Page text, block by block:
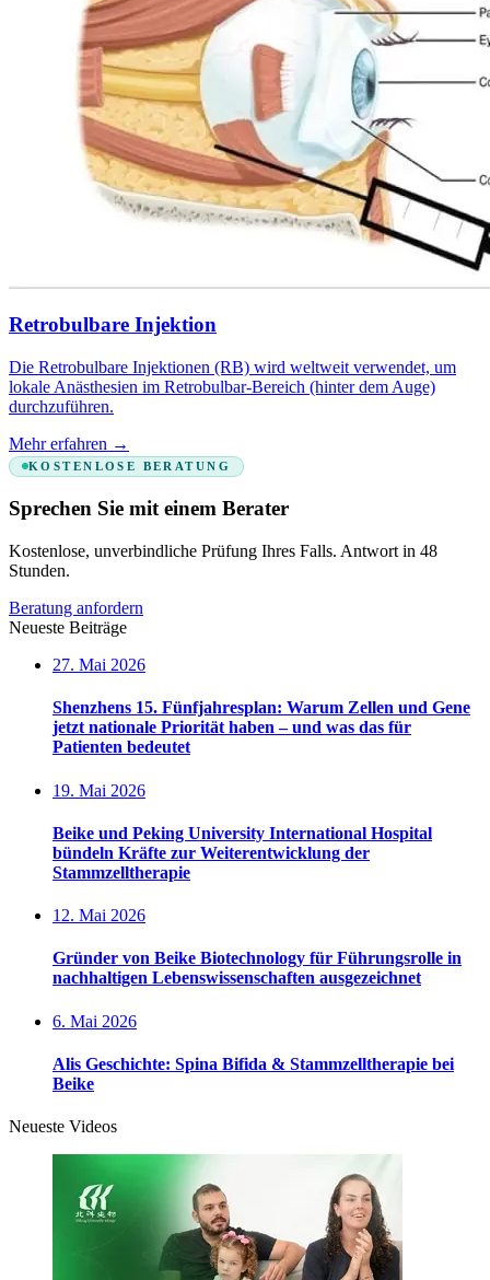
Retrobulbare Injektion
Die Retrobulbare Injektionen (RB) wird weltweit verwendet, um
lokale Anästhesien im Retrobulbar-Bereich (hinter dem Auge)
durchzuführen.
Mehr erfahren →
KOSTENLOSE BERATUNG
Sprechen Sie mit einem Berater
Kostenlose, unverbindliche Prüfung Ihres Falls. Antwort in 48
Stunden.
Beratung anfordern
Neueste Beiträge
27. Mai 2026
Shenzhens 15. Fünfjahresplan: Warum Zellen und Gene
jetzt nationale Priorität haben – und was das für
Patienten bedeutet
19. Mai 2026
Beike und Peking University International Hospital
bündeln Kräfte zur Weiterentwicklung der
Stammzelltherapie
12. Mai 2026
Gründer von Beike Biotechnology für Führungsrolle in
nachhaltigen Lebenswissenschaften ausgezeichnet
6. Mai 2026
Alis Geschichte: Spina Bifida & Stammzelltherapie bei
Beike
Neueste Videos